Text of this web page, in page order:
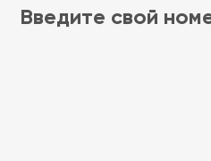
Введите свой